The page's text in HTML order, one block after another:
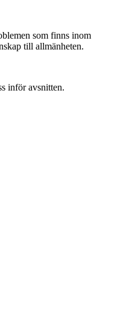
som finns inom
till allmänheten.
inför avsnitten.